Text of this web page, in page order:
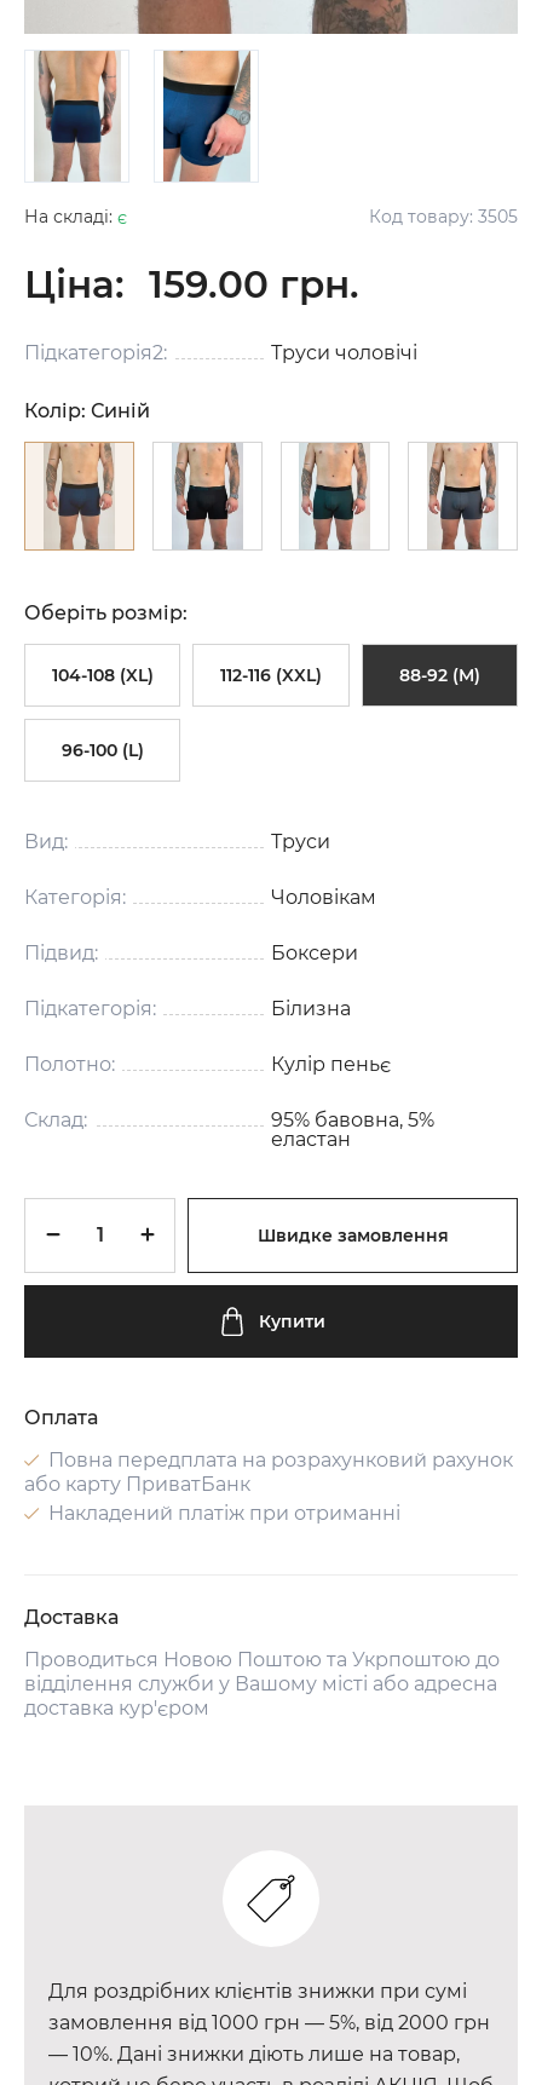
На складі: є Код товару: 3505
Ціна: 159.00 грн.
Підкатегорія2: Труси чоловічі
Колір: Синій
Оберіть розмір:
104-108 (XL) 112-116 (XXL) 88-92 (M)
96-100 (L)
Вид: Труси
Категорія: Чоловікам
Підвид: Боксери
Підкатегорія: Білизна
Полотно: Кулір пеньє
Склад:
95% бавовна, 5%
еластан
Швидке замовлення
Купити
Оплата
Повна передплата на розрахунковий рахунок
або карту ПриватБанк
Накладений платіж при отриманні
Доставка
Проводиться Новою Поштою та Укрпоштою до
відділення служби у Вашому місті або адресна
доставка кур'єром
Для роздрібних клієнтів знижки при сумі
замовлення від 1000 грн — 5%, від 2000 грн
— 10%. Дані знижки діють лише на товар,